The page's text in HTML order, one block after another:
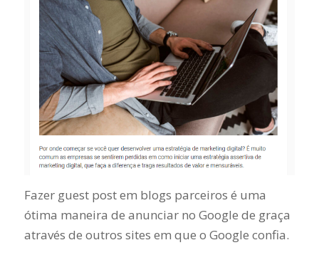
Fazer guest post em blogs parceiros é uma
ótima maneira de anunciar no Google de graça
através de outros sites em que o Google confia.